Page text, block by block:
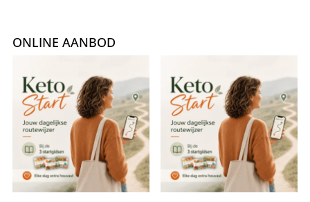
e
o
o
k
te l
st
ONLINE AANBOD